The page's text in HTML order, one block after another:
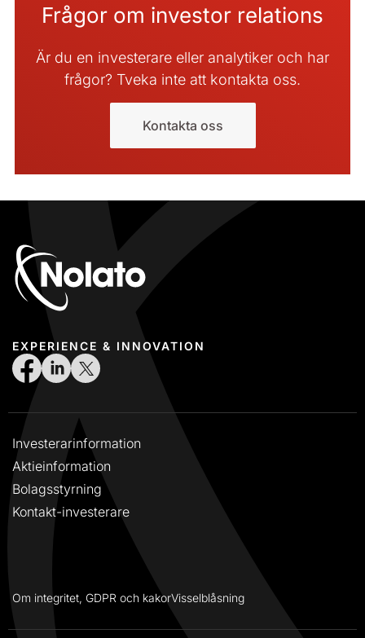
Frågor om investor relations
Är du en investerare eller analytiker och har
frågor? Tveka inte att kontakta oss.
Kontakta oss
EXPERIENCE & INNOVATION
Investerarinformation
Aktieinformation
Bolagsstyrning
Kontakt-investerare
Om integritet, GDPR och kakorVisselblåsning